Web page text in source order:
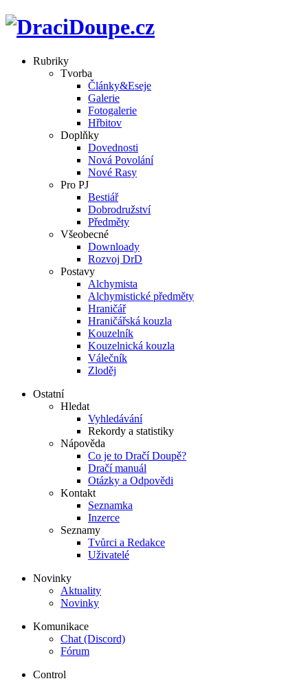
Rubriky
Tvorba
Články&Eseje
Galerie
Fotogalerie
Hřbitov
Doplňky
Dovednosti
Nová Povolání
Nové Rasy
Pro PJ
Bestiář
Dobrodružství
Předměty
Všeobecné
Downloady
Rozvoj DrD
Postavy
Alchymista
Alchymistické předměty
Hraničář
Hraničářská kouzla
Kouzelník
Kouzelnická kouzla
Válečník
Zloděj
Ostatní
Hledat
Vyhledávání
Rekordy a statistiky
Nápověda
Co je to Dračí Doupě?
Dračí manuál
Otázky a Odpovědi
Kontakt
Seznamka
Inzerce
Seznamy
Tvůrci a Redakce
Uživatelé
Novinky
Aktuality
Novinky
Komunikace
Chat (Discord)
Fórum
Control